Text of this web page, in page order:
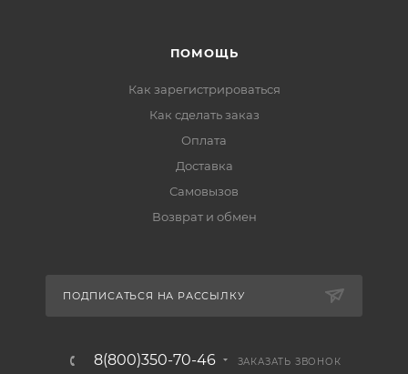
ПОМОЩЬ
Как зарегистрироваться
Как сделать заказ
Оплата
Доставка
Самовызов
Возврат и обмен
ПОДПИСАТЬСЯ НА РАССЫЛКУ
8(800)350-70-46 ЗАКАЗАТЬ ЗВОНОК